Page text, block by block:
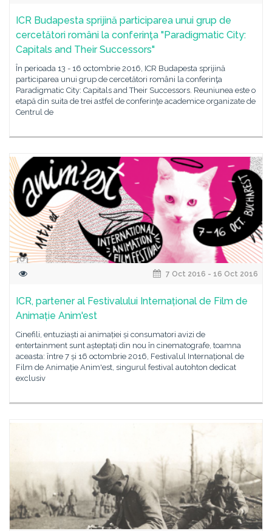
ICR Budapesta sprijină participarea unui grup de
cercetători români la conferinţa "Paradigmatic City:
Capitals and Their Successors"
În perioada 13 - 16 octombrie 2016, ICR Budapesta sprijină
participarea unui grup de cercetători români la conferinţa
Paradigmatic City: Capitals and Their Successors. Reuniunea este o
etapă din suita de trei astfel de conferinţe academice organizate de
Centrul de
7 Oct 2016 - 16 Oct 2016
ICR, partener al Festivalului Internațional de Film de
Animație Anim'est
Cinefili, entuziaști ai animației și consumatori avizi de
entertainment sunt așteptați din nou în cinematografe, toamna
aceasta: între 7 și 16 octombrie 2016, Festivalul Internațional de
Film de Animație Anim'est, singurul festival autohton dedicat
exclusiv